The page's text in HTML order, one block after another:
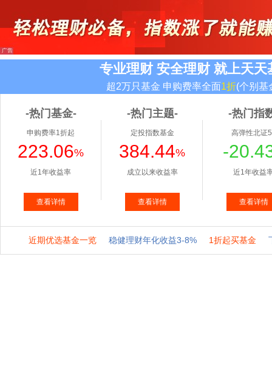
专业理财 安全理财 就上天天
超2万只基金 申购费率全面1折(个别基
-热门基金-
申购费率1折起
223.06%
近1年收益率
查看详情
-热门主题-
定投指数基金
384.44%
成立以来收益率
查看详情
-热门指
高弹性北证
-
近1年收益
查看详情
近期优选基金一览 稳健理财年化收益3-8% 1折起买基金